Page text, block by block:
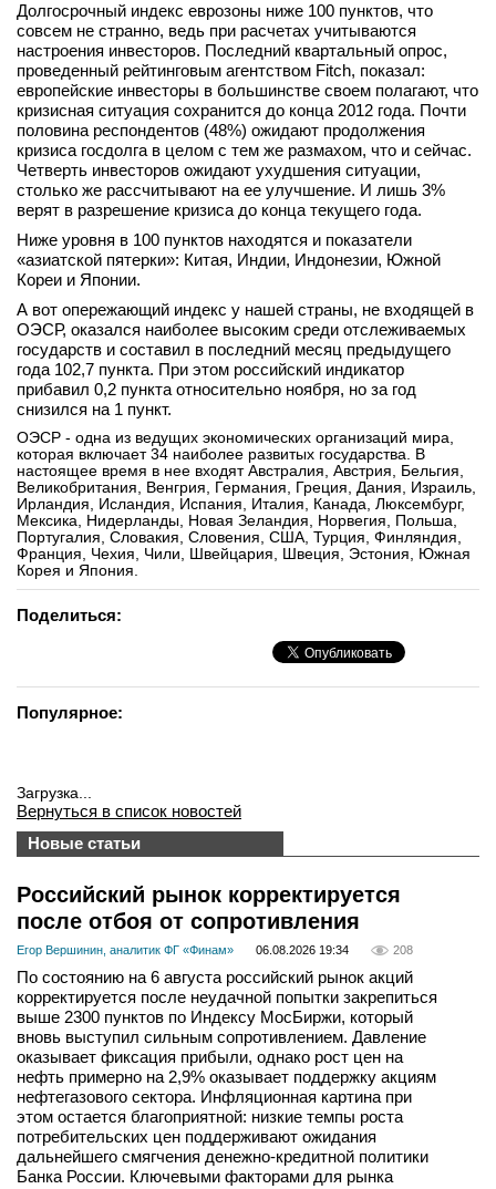
Долгосрочный индекс еврозоны ниже 100 пунктов, что
совсем не странно, ведь при расчетах учитываются
настроения инвесторов. Последний квартальный опрос,
проведенный рейтинговым агентством Fitch, показал:
европейские инвесторы в большинстве своем полагают, что
кризисная ситуация сохранится до конца 2012 года. Почти
половина респондентов (48%) ожидают продолжения
кризиса госдолга в целом с тем же размахом, что и сейчас.
Четверть инвесторов ожидают ухудшения ситуации,
столько же рассчитывают на ее улучшение. И лишь 3%
верят в разрешение кризиса до конца текущего года.
Ниже уровня в 100 пунктов находятся и показатели
«азиатской пятерки»: Китая, Индии, Индонезии, Южной
Кореи и Японии.
А вот опережающий индекс у нашей страны, не входящей в
ОЭСР, оказался наиболее высоким среди отслеживаемых
государств и составил в последний месяц предыдущего
года 102,7 пункта. При этом российский индикатор
прибавил 0,2 пункта относительно ноября, но за год
снизился на 1 пункт.
ОЭСР - одна из ведущих экономических организаций мира,
которая включает 34 наиболее развитых государства. В
настоящее время в нее входят Австралия, Австрия, Бельгия,
Великобритания, Венгрия, Германия, Греция, Дания, Израиль,
Ирландия, Исландия, Испания, Италия, Канада, Люксембург,
Мексика, Нидерланды, Новая Зеландия, Норвегия, Польша,
Португалия, Словакия, Словения, США, Турция, Финляндия,
Франция, Чехия, Чили, Швейцария, Швеция, Эстония, Южная
Корея и Япония.
Поделиться:
Популярное:
Загрузка...
Вернуться в список новостей
Новые статьи
Российский рынок корректируется
после отбоя от сопротивления
Егор Вершинин, аналитик ФГ «Финам» 06.08.2026 19:34 208
По состоянию на 6 августа российский рынок акций
корректируется после неудачной попытки закрепиться
выше 2300 пунктов по Индексу МосБиржи, который
вновь выступил сильным сопротивлением. Давление
оказывает фиксация прибыли, однако рост цен на
нефть примерно на 2,9% оказывает поддержку акциям
нефтегазового сектора. Инфляционная картина при
этом остается благоприятной: низкие темпы роста
потребительских цен поддерживают ожидания
дальнейшего смягчения денежно-кредитной политики
Банка России. Ключевыми факторами для рынка